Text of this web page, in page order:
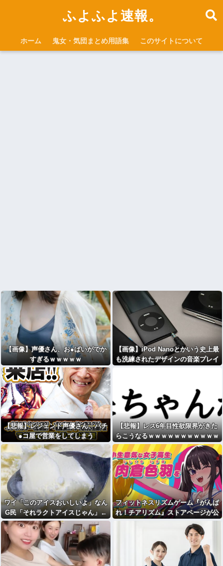
ふよふよ速報。
ホーム 鬼女・気団まとめ用語集 このサイトについて
【画像】声優さん、お●ぱいがでか
すぎるｗｗｗｗｗ
【画像】iPod Nanoとかいう史上最
も洗練されたデザインの音楽プレイ
【悲報】レジェンド声優さん、パチ
●コ屋で営業をしてしまう
【悲報】レス6年目性欲限界がきた
らこうなるｗｗｗｗｗｗｗｗｗｗｗ
wwww
ワイ「このアイスおいしいよ」なん
G民「それラクトアイスじゃん」←
これ
フィットネスリズムゲーム『がんば
れ！チアリズム』ストアページが公
開 キャラデザ：朝凪 CV：陽日